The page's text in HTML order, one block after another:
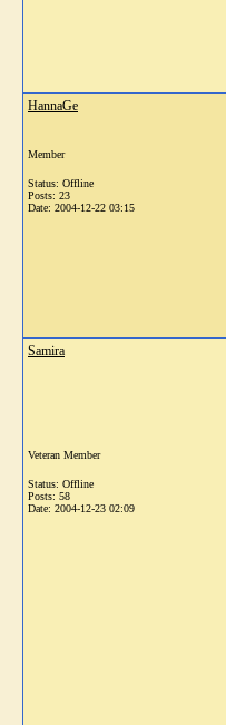
HannaGe
Member
Status: Offline
Posts: 23
Date: 2004-12-22 03:15
Samira
Veteran Member
Status: Offline
Posts: 58
Date: 2004-12-23 02:09